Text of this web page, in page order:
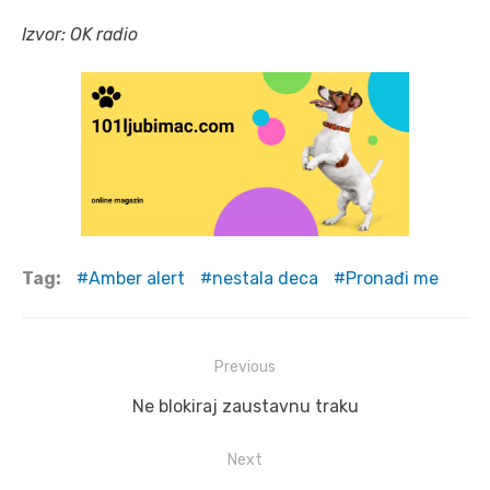
Izvor: OK radio
Tag: Amber alert nestala deca Pronađi me
navigation
Previous
Previous
Ne blokiraj zaustavnu traku
Next